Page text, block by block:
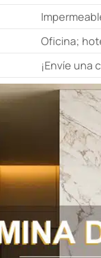
Oficina;
¡Envíe una